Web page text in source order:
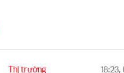
Thị trường 18:23,